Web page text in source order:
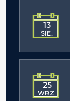
13
SIE.
25
WRZ.